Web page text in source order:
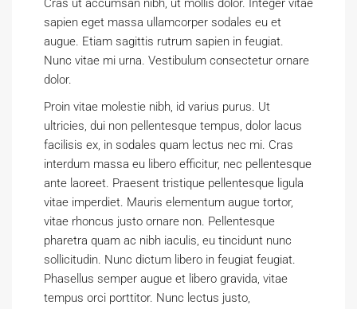
Cras ut accumsan nibh, ut mollis dolor. Integer vitae
sapien eget massa ullamcorper sodales eu et
augue. Etiam sagittis rutrum sapien in feugiat.
Nunc vitae mi urna. Vestibulum consectetur ornare
dolor.
Proin vitae molestie nibh, id varius purus. Ut
ultricies, dui non pellentesque tempus, dolor lacus
facilisis ex, in sodales quam lectus nec mi. Cras
interdum massa eu libero efficitur, nec pellentesque
ante laoreet. Praesent tristique pellentesque ligula
vitae imperdiet. Mauris elementum augue tortor,
vitae rhoncus justo ornare non. Pellentesque
pharetra quam ac nibh iaculis, eu tincidunt nunc
sollicitudin. Nunc dictum libero in feugiat feugiat.
Phasellus semper augue et libero gravida, vitae
tempus orci porttitor. Nunc lectus justo,